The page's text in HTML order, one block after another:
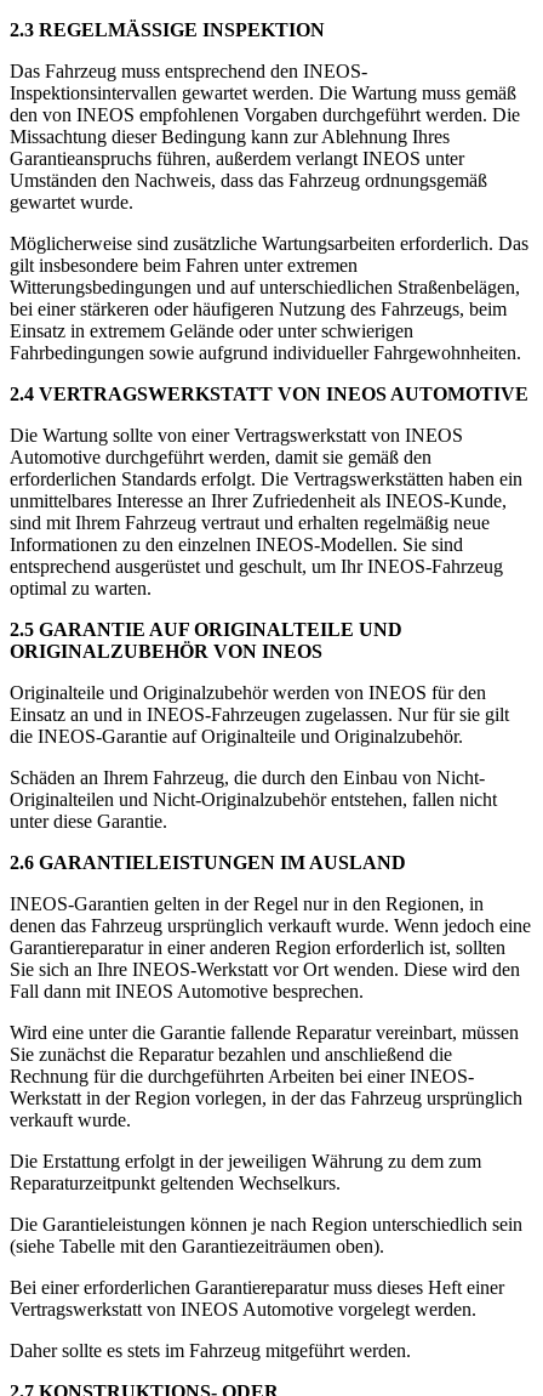
2.3 REGELMÄSSIGE INSPEKTION
Das Fahrzeug muss entsprechend den INEOS-
Inspektionsintervallen gewartet werden. Die Wartung muss gemäß
den von INEOS empfohlenen Vorgaben durchgeführt werden. Die
Missachtung dieser Bedingung kann zur Ablehnung Ihres
Garantieanspruchs führen, außerdem verlangt INEOS unter
Umständen den Nachweis, dass das Fahrzeug ordnungsgemäß
gewartet wurde.
Möglicherweise sind zusätzliche Wartungsarbeiten erforderlich. Das
gilt insbesondere beim Fahren unter extremen
Witterungsbedingungen und auf unterschiedlichen Straßenbelägen,
bei einer stärkeren oder häufigeren Nutzung des Fahrzeugs, beim
Einsatz in extremem Gelände oder unter schwierigen
Fahrbedingungen sowie aufgrund individueller Fahrgewohnheiten.
2.4 VERTRAGSWERKSTATT VON INEOS AUTOMOTIVE
Die Wartung sollte von einer Vertragswerkstatt von INEOS
Automotive durchgeführt werden, damit sie gemäß den
erforderlichen Standards erfolgt. Die Vertragswerkstätten haben ein
unmittelbares Interesse an Ihrer Zufriedenheit als INEOS-Kunde,
sind mit Ihrem Fahrzeug vertraut und erhalten regelmäßig neue
Informationen zu den einzelnen INEOS-Modellen. Sie sind
entsprechend ausgerüstet und geschult, um Ihr INEOS-Fahrzeug
optimal zu warten.
2.5 GARANTIE AUF ORIGINALTEILE UND
ORIGINALZUBEHÖR VON INEOS
Originalteile und Originalzubehör werden von INEOS für den
Einsatz an und in INEOS-Fahrzeugen zugelassen. Nur für sie gilt
die INEOS-Garantie auf Originalteile und Originalzubehör.
Schäden an Ihrem Fahrzeug, die durch den Einbau von Nicht-
Originalteilen und Nicht-Originalzubehör entstehen, fallen nicht
unter diese Garantie.
2.6 GARANTIELEISTUNGEN IM AUSLAND
INEOS-Garantien gelten in der Regel nur in den Regionen, in
denen das Fahrzeug ursprünglich verkauft wurde. Wenn jedoch eine
Garantiereparatur in einer anderen Region erforderlich ist, sollten
Sie sich an Ihre INEOS-Werkstatt vor Ort wenden. Diese wird den
Fall dann mit INEOS Automotive besprechen.
Wird eine unter die Garantie fallende Reparatur vereinbart, müssen
Sie zunächst die Reparatur bezahlen und anschließend die
Rechnung für die durchgeführten Arbeiten bei einer INEOS-
Werkstatt in der Region vorlegen, in der das Fahrzeug ursprünglich
verkauft wurde.
Die Erstattung erfolgt in der jeweiligen Währung zu dem zum
Reparaturzeitpunkt geltenden Wechselkurs.
Die Garantieleistungen können je nach Region unterschiedlich sein
(siehe Tabelle mit den Garantiezeiträumen oben).
Bei einer erforderlichen Garantiereparatur muss dieses Heft einer
Vertragswerkstatt von INEOS Automotive vorgelegt werden.
Daher sollte es stets im Fahrzeug mitgeführt werden.
2.7 KONSTRUKTIONS- ODER